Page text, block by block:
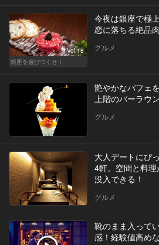
Vol.18
銀座を遊びつくせ！
今夜は銀座で極
恋に落ちる絶品
グルメ
艶やかなパフェ
上階のバーラウ
グルメ
大人デートにぴ
4軒。空間と料
没入できる！
グルメ
靴のまま入って
感！経験値高め